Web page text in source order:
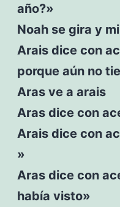
año?»
Noah se gira y
Arais dice con
porque aún no
Aras ve a arais
Aras dice con
Arais dice con
»
Aras dice con
había visto»